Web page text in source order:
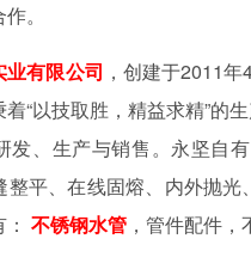
。
有限公司 ，创建于2011
“以技取胜，精益求精”的
发、生产与销售。永坚自
整平、在线固熔、内外抛
不锈钢水管 ，管件配件